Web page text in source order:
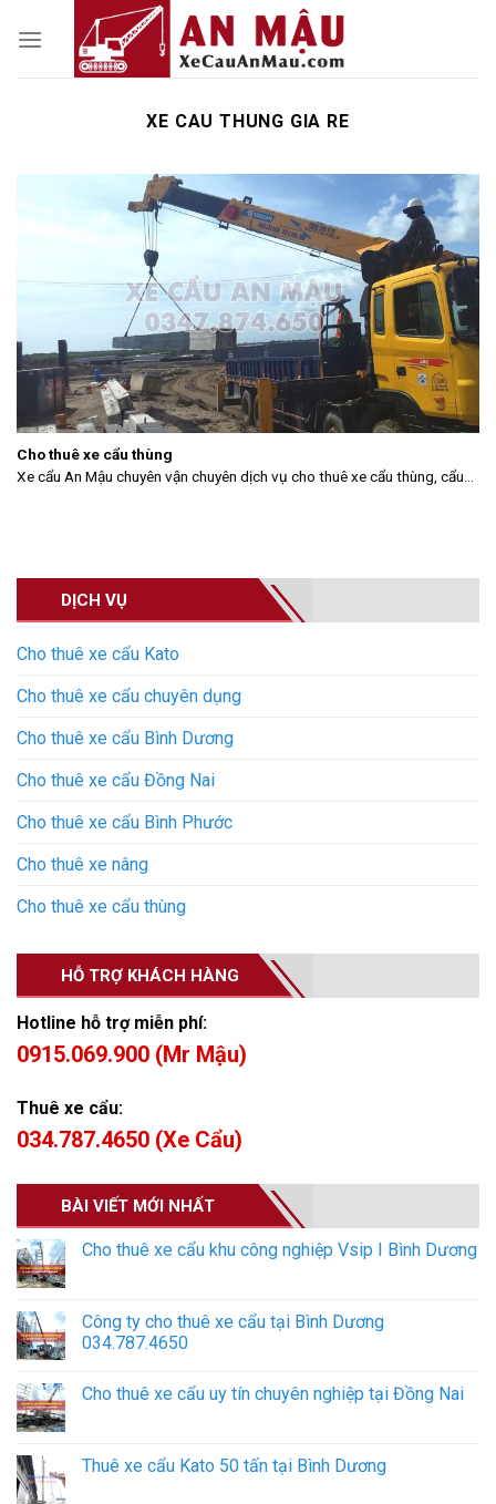
XE CAU THUNG GIA RE
DỊCH VỤ
Cho thuê xe cẩu Kato
Cho thuê xe cẩu chuyên dụng
Cho thuê xe cẩu Bình Dương
Cho thuê xe cẩu Đồng Nai
Cho thuê xe cẩu Bình Phước
Cho thuê xe nâng
Cho thuê xe cẩu thùng
HỖ TRỢ KHÁCH HÀNG
Hotline hỗ trợ miễn phí:
0915.069.900 (Mr Mậu)
Thuê xe cẩu:
034.787.4650 (Xe Cẩu)
BÀI VIẾT MỚI NHẤT
Cho thuê xe cẩu khu công nghiệp Vsip I Bình Dương
Công ty cho thuê xe cẩu tại Bình Dương
034.787.4650
Cho thuê xe cẩu uy tín chuyên nghiệp tại Đồng Nai
Thuê xe cẩu Kato 50 tấn tại Bình Dương
Cho thuê xe cẩu thùng
Xe cẩu An Mậu chuyên vận chuyên dịch vụ cho thuê xe cẩu thùng, cẩu...